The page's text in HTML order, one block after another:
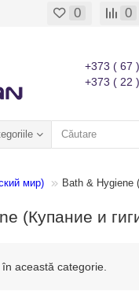
0 0
+373 ( 67
+373 ( 22
мир) Bath & Hygiene
(Купание и
această categorie.